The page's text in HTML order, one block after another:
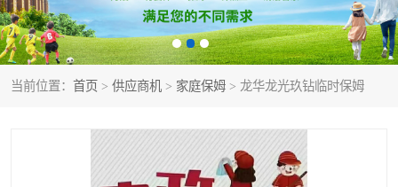
当前位置： 首页 > 供应商机 > 家庭保姆 > 龙华龙光玖钻临时保姆